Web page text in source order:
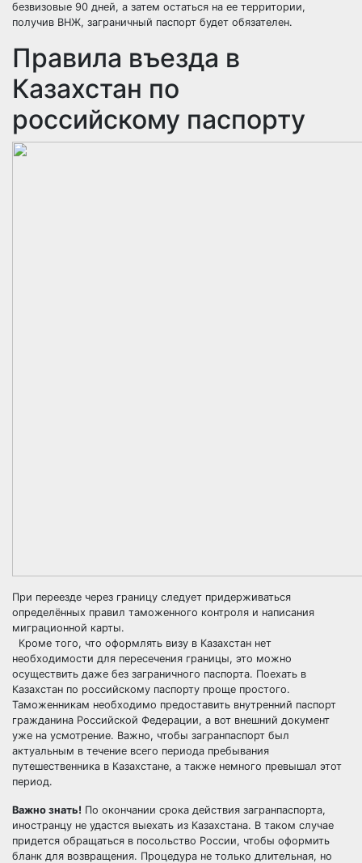
безвизовые 90 дней, а затем остаться на ее территории,
получив ВНЖ, заграничный паспорт будет обязателен.
Правила въезда в
Казахстан по
российскому паспорту
При переезде через границу следует придерживаться
определённых правил таможенного контроля и написания
миграционной карты.
Кроме того, что оформлять визу в Казахстан нет
необходимости для пересечения границы, это можно
осуществить даже без заграничного паспорта. Поехать в
Казахстан по российскому паспорту проще простого.
Таможенникам необходимо предоставить внутренний паспорт
гражданина Российской Федерации, а вот внешний документ
уже на усмотрение. Важно, чтобы загранпаспорт был
актуальным в течение всего периода пребывания
путешественника в Казахстане, а также немного превышал этот
период.
Важно знать! По окончании срока действия загранпаспорта,
иностранцу не удастся выехать из Казахстана. В таком случае
придется обращаться в посольство России, чтобы оформить
бланк для возвращения. Процедура не только длительная, но